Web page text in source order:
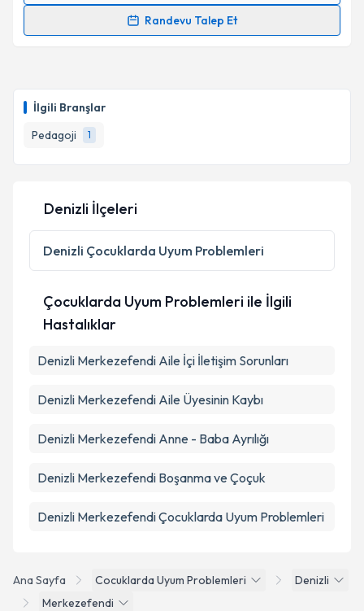
İlgili Branşlar
Pedagoji
1
Randevu Talep Et
bilgilendireceğiz.
E-posta Adresiniz
Kişisel verilerimin işlenmesine ilişkin
Metni'ni okudum ve kişisel verilerimin belirtilen
kapsamda işlenmesini kabul ediyorum.
Takvim Talebini Gönder
Ana Sayfa Cocuklarda Uyum Problemleri
Denizli
Merkezefendi
Denizli İlçeleri
Denizli Çocuklarda Uyum Problemleri
Çocuklarda Uyum Problemleri ile İlgili
Hastalıklar
Denizli Merkezefendi Aile İçi İletişim Sorunları
Denizli Merkezefendi Aile Üyesinin Kaybı
Denizli Merkezefendi Anne - Baba Ayrılığı
Denizli Merkezefendi Boşanma ve Çoçuk
Denizli Merkezefendi Çocuklarda Uyum Problemleri